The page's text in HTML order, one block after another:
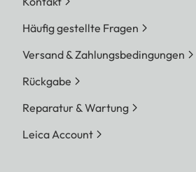
Häufig gestellte Fragen
Versand & Zahlungsbedingungen
Rückgabe
Reparatur & Wartung
Leica Account